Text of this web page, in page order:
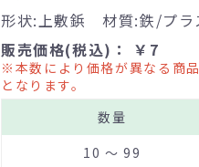
形状:上敷鋲 材質:鉄/プ
販売価格(税込)： ￥7
※本数により価格が異なる商
となります。
数量
10 ～ 99